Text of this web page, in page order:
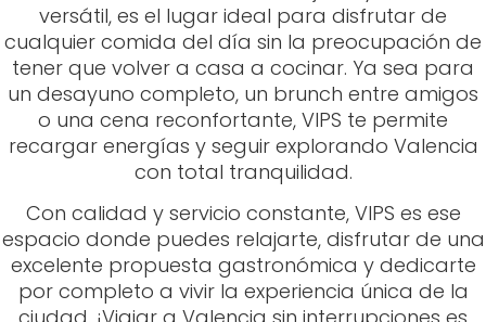
versátil, es el lugar ideal para disfrutar de
cualquier comida del día sin la preocupación de
tener que volver a casa a cocinar. Ya sea para
un desayuno completo, un brunch entre amigos
o una cena reconfortante, VIPS te permite
recargar energías y seguir explorando Valencia
con total tranquilidad.
Con calidad y servicio constante, VIPS es ese
espacio donde puedes relajarte, disfrutar de una
excelente propuesta gastronómica y dedicarte
por completo a vivir la experiencia única de la